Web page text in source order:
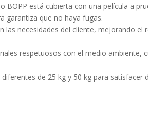
está cubierta con una película a
garantiza que no haya fugas.
las necesidades del cliente, mejorando
respetuosos con el medio ambiente,
de 25 kg y 50 kg para